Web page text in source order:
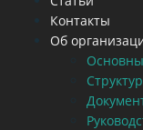
Контакты
Об